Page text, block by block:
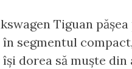
Tiguan
segmentul
dorea să muște